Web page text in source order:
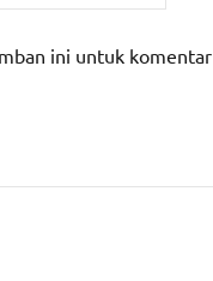
ini untuk